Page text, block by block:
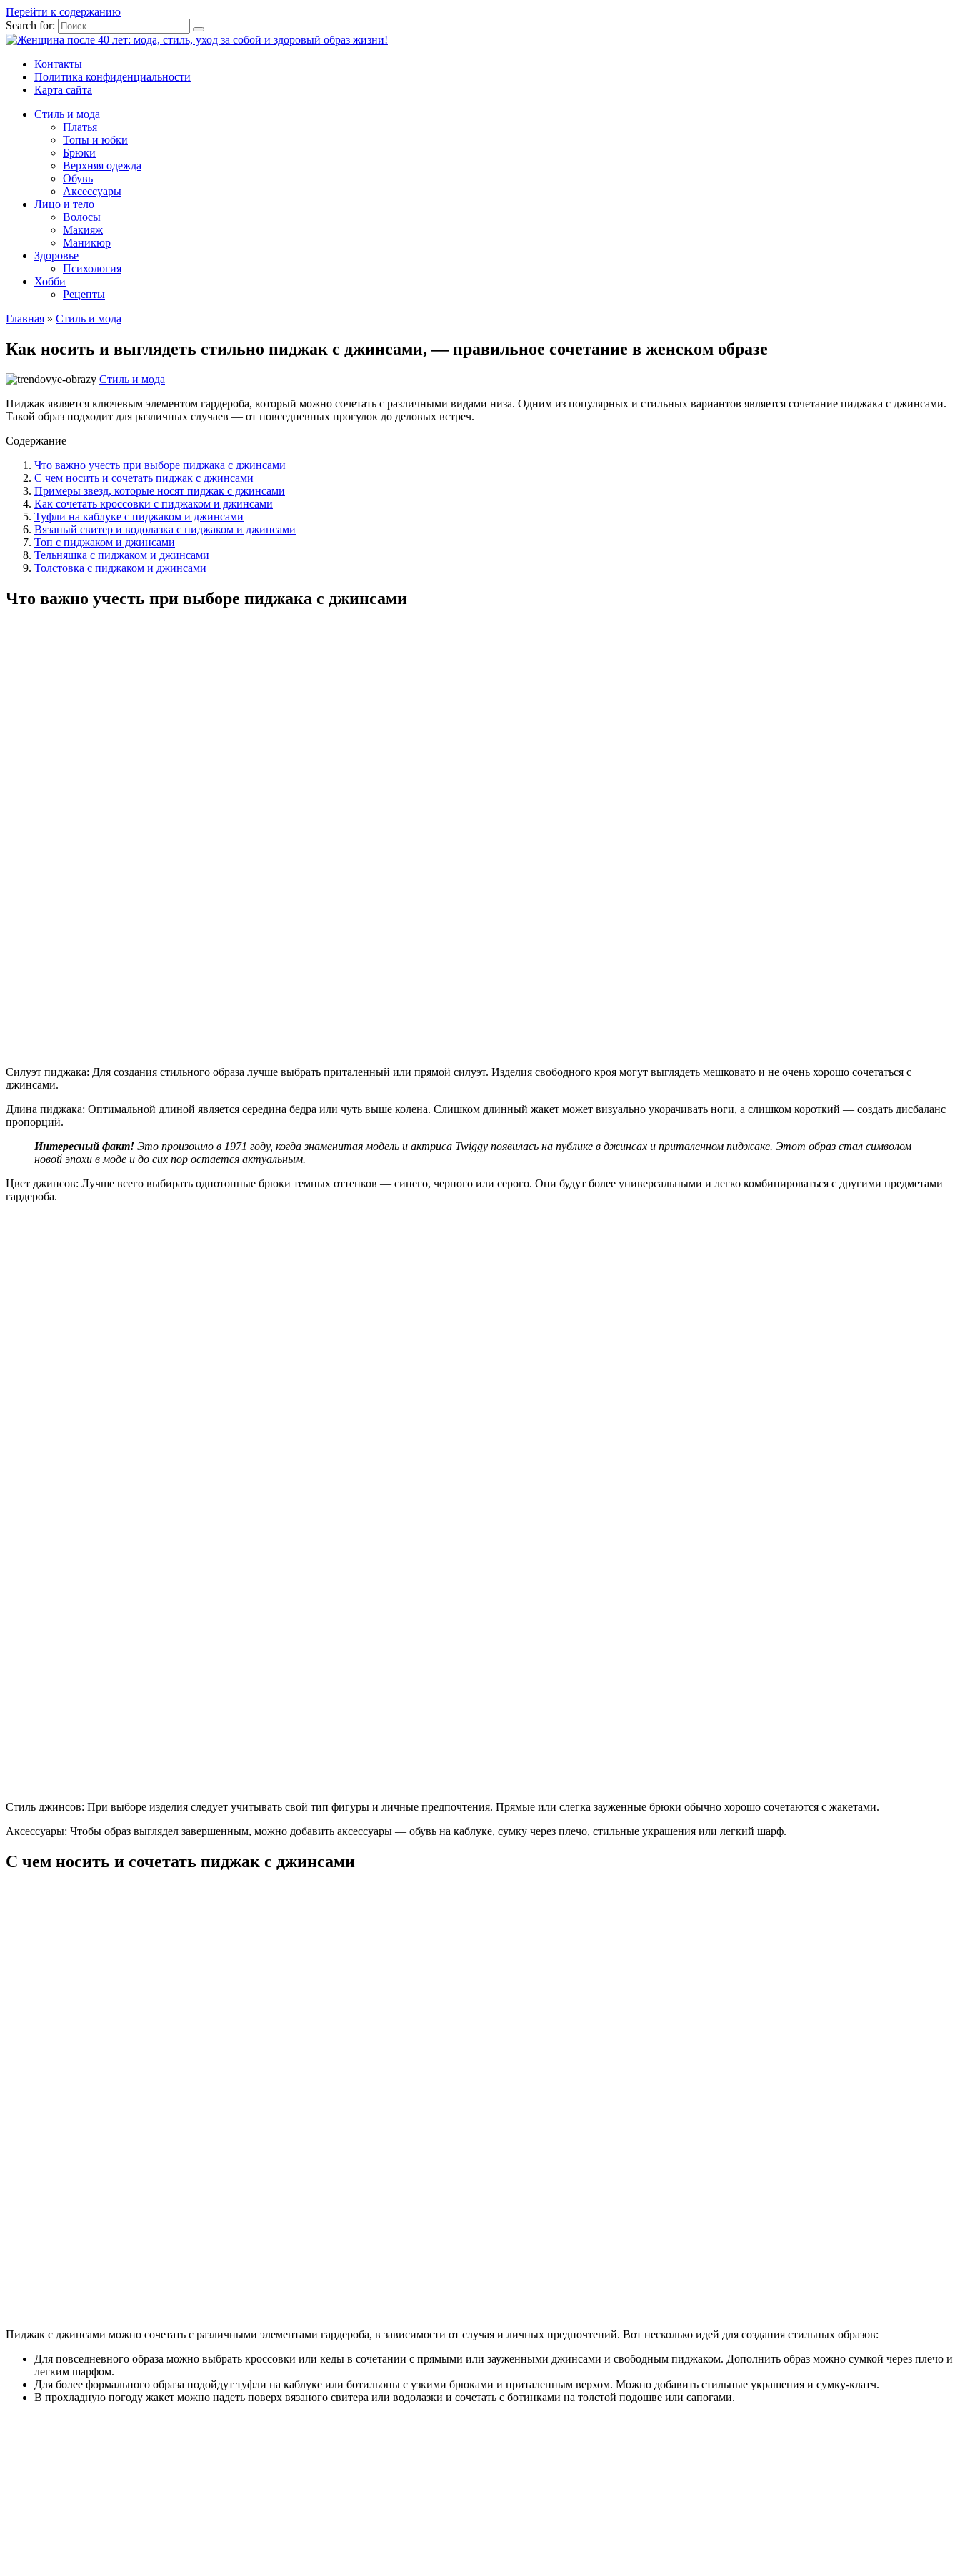
Перейти к содержанию
Search for:
Контакты
Политика конфиденциальности
Карта сайта
Стиль и мода
Платья
Топы и юбки
Брюки
Верхняя одежда
Обувь
Аксессуары
Лицо и тело
Волосы
Макияж
Маникюр
Здоровье
Психология
Хобби
Рецепты
Главная » Стиль и мода
Как носить и выглядеть стильно пиджак с джинсами, — правильное сочетание в женском образе
Стиль и мода
Пиджак является ключевым элементом гардероба, который можно сочетать с различными видами низа. Одним из популярных и стильных вариантов является сочетание пиджака с джинсами.
Такой образ подходит для различных случаев — от повседневных прогулок до деловых встреч.
Содержание
Что важно учесть при выборе пиджака с джинсами
С чем носить и сочетать пиджак с джинсами
Примеры звезд, которые носят пиджак с джинсами
Как сочетать кроссовки с пиджаком и джинсами
Туфли на каблуке с пиджаком и джинсами
Вязаный свитер и водолазка с пиджаком и джинсами
Топ с пиджаком и джинсами
Тельняшка с пиджаком и джинсами
Толстовка с пиджаком и джинсами
Что важно учесть при выборе пиджака с джинсами
Силуэт пиджака: Для создания стильного образа лучше выбрать приталенный или прямой силуэт. Изделия свободного кроя могут выглядеть мешковато и не очень хорошо сочетаться с
джинсами.
Длина пиджака: Оптимальной длиной является середина бедра или чуть выше колена. Слишком длинный жакет может визуально укорачивать ноги, а слишком короткий — создать дисбаланс
пропорций.
Интересный факт! Это произошло в 1971 году, когда знаменитая модель и актриса Twiggy появилась на публике в джинсах и приталенном пиджаке. Этот образ стал символом
новой эпохи в моде и до сих пор остается актуальным.
Цвет джинсов: Лучше всего выбирать однотонные брюки темных оттенков — синего, черного или серого. Они будут более универсальными и легко комбинироваться с другими предметами
гардероба.
Стиль джинсов: При выборе изделия следует учитывать свой тип фигуры и личные предпочтения. Прямые или слегка зауженные брюки обычно хорошо сочетаются с жакетами.
Аксессуары: Чтобы образ выглядел завершенным, можно добавить аксессуары — обувь на каблуке, сумку через плечо, стильные украшения или легкий шарф.
С чем носить и сочетать пиджак с джинсами
Пиджак с джинсами можно сочетать с различными элементами гардероба, в зависимости от случая и личных предпочтений. Вот несколько идей для создания стильных образов:
Для повседневного образа можно выбрать кроссовки или кеды в сочетании с прямыми или зауженными джинсами и свободным пиджаком. Дополнить образ можно сумкой через плечо и
легким шарфом.
Для более формального образа подойдут туфли на каблуке или ботильоны с узкими брюками и приталенным верхом. Можно добавить стильные украшения и сумку-клатч.
В прохладную погоду жакет можно надеть поверх вязаного свитера или водолазки и сочетать с ботинками на толстой подошве или сапогами.